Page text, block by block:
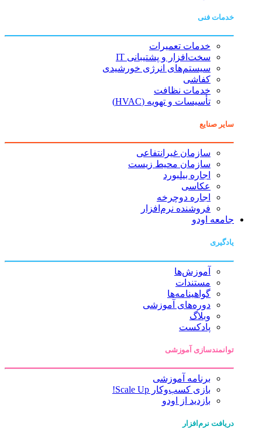
خدمات فنی
خدمات تعمیرات
سخت‌افزار و پشتیبانی IT
سیستم‌های انرژی خورشیدی
کفاشی
خدمات نظافت
تأسیسات و تهویه (HVAC)
سایر صنایع
سازمان غیرانتفاعی
سازمان محیط زیست
اجاره بیلبورد
عکاسی
اجاره دوچرخه
فروشنده نرم‌افزار
جامعه اودو
یادگیری
آموزش‌ها
مستندات
گواهینامه‌ها
دوره‌های آموزشی
وبلاگ
پادکست
توانمندسازی آموزشی
برنامه آموزشی
بازی کسب‌وکار Scale Up!
بازدید از اودو
دریافت نرم‌افزار